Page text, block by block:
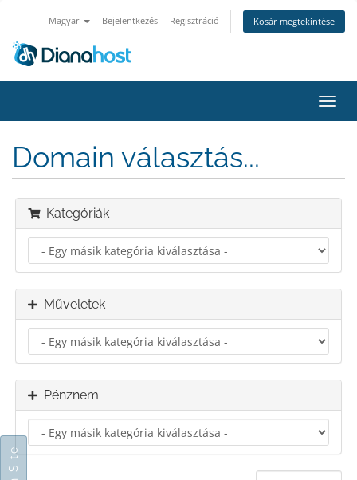
Magyar Bejelentkezés Regisztráció Kosár megtekintése
a
Domain választás...
Kategóriák
Műveletek
Pénznem